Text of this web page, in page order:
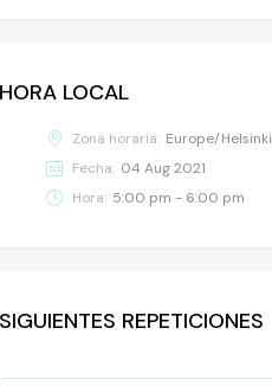
HORA LOCAL
Zona horaria: Europe/Helsinki
Fecha: 04 Aug 2021
Hora: 5:00 pm - 6:00 pm
SIGUIENTES REPETICIONES